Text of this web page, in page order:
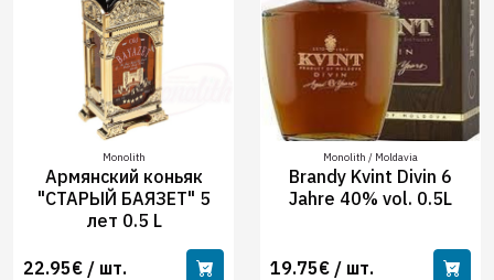
Monolith
Армянский коньяк
"СТАРЫЙ БАЯЗЕТ" 5
лет 0.5 L
22.95€ / шт.
Monolith / Moldavia
Brandy Kvint Divin 6
Jahre 40% vol. 0.5L
19.75€ / шт.